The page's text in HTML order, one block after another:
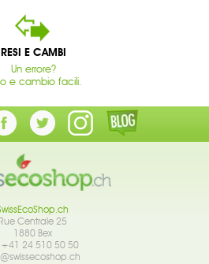
RESI E CAMBI
Un errore?
e cambio facili.
Centrale 25
1880 Bex
+41 24 510 50 50